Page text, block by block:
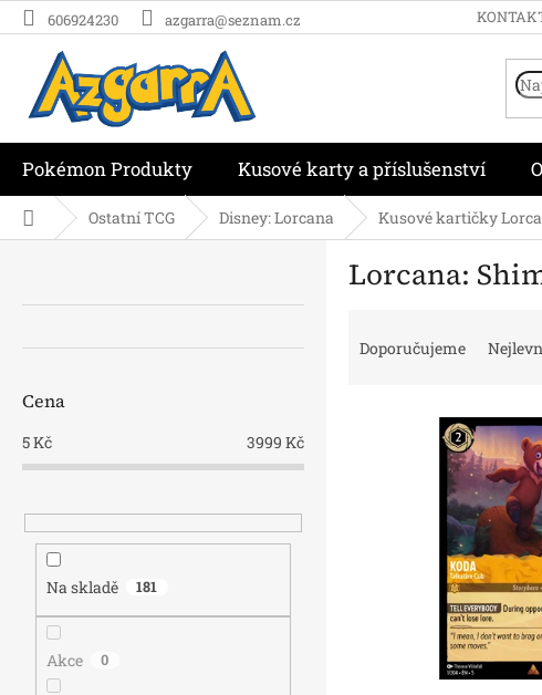
Přejít
na
606924230 azgarra@seznam.cz
Pokémon Produkty Kusové karty a příslušenství
Domů Ostatní TCG Disney: Lorcana Kusové kartičky
Cena
5Kč 3999 Kč
Na skladě 181
Akce 0
Lorcana:
Doporučujeme